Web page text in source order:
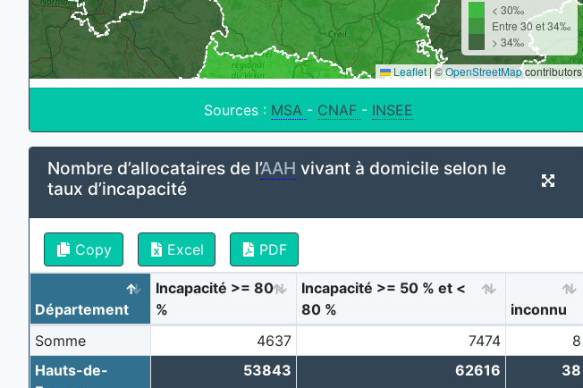
< 30‰
Entre 30 et 34‰
> 34‰
Leaflet |©OpenStreetMapcontributors
Sources : MSA - CNAF - INSEE
Nombre d’allocataires de l’AAH vivant à domicile selon le
taux d’incapacité
Copy Excel PDF
Département
Incapacité >= 80
%
Incapacité >= 50 % et <
80 %
inconnu
Somme
4637 7474
8
Hauts-de-
53843 62616 38